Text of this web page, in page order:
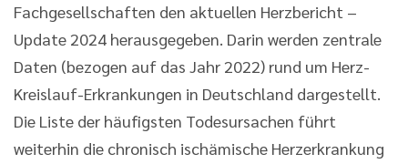
Fachgesellschaften den aktuellen Herzbericht –
Update 2024 herausgegeben. Darin werden zentrale
Daten (bezogen auf das Jahr 2022) rund um Herz-
Kreislauf-Erkrankungen in Deutschland dargestellt.
Die Liste der häufigsten Todesursachen führt
weiterhin die chronisch ischämische Herzerkrankung